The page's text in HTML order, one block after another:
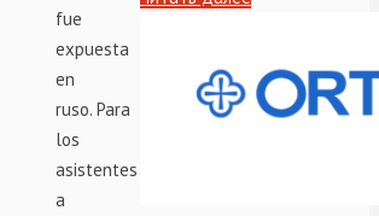
fue
expuesta
en
ruso. Para
los
asistentes
a